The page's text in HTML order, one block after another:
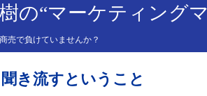
の“マーケティング
売で負けていませんか？
き流すということ